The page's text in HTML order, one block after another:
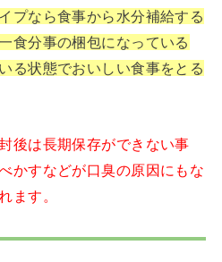
プなら食事から水分補給する
食分事の梱包になっている
る状態でおいしい食事をとる
後は長期保存ができない事
かすなどが口臭の原因にもな
ます。